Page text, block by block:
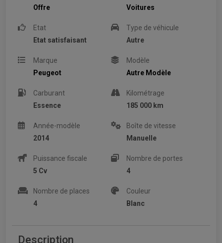
Offre
Voitures
Etat
Etat satisfaisant
Type de véhicule
Autre
Marque
Peugeot
Modèle
Autre Modèle
Carburant
Essence
Kilométrage
185 000 km
Année-modèle
2014
Boîte de vitesse
Manuelle
Puissance fiscale
5 Cv
Nombre de portes
4
Nombre de places
4
Couleur
Blanc
Description